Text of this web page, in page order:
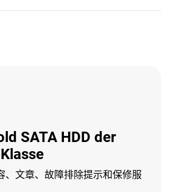
SATA HDD der
、文章、故障排除提示和保修服